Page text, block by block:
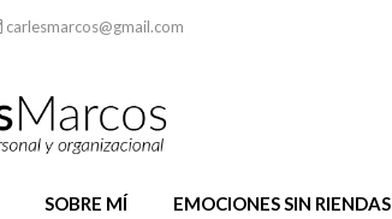
carlesmarcos@gmail.com
SOBRE MÍ EMOCIONES SIN RIENDAS